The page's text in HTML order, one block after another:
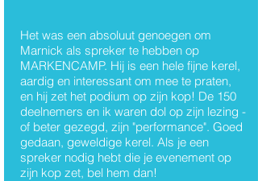
Het was een absoluut genoegen om
Marnick als spreker te hebben op
MARKENCAMP. Hij is een hele fijne kerel,
aardig en interessant om mee te praten,
en hij zet het podium op zijn kop! De 150
deelnemers en ik waren dol op zijn lezing -
of beter gezegd, zijn "performance". Goed
gedaan, geweldige kerel. Als je een
spreker nodig hebt die je evenement op
zijn kop zet, bel hem dan!